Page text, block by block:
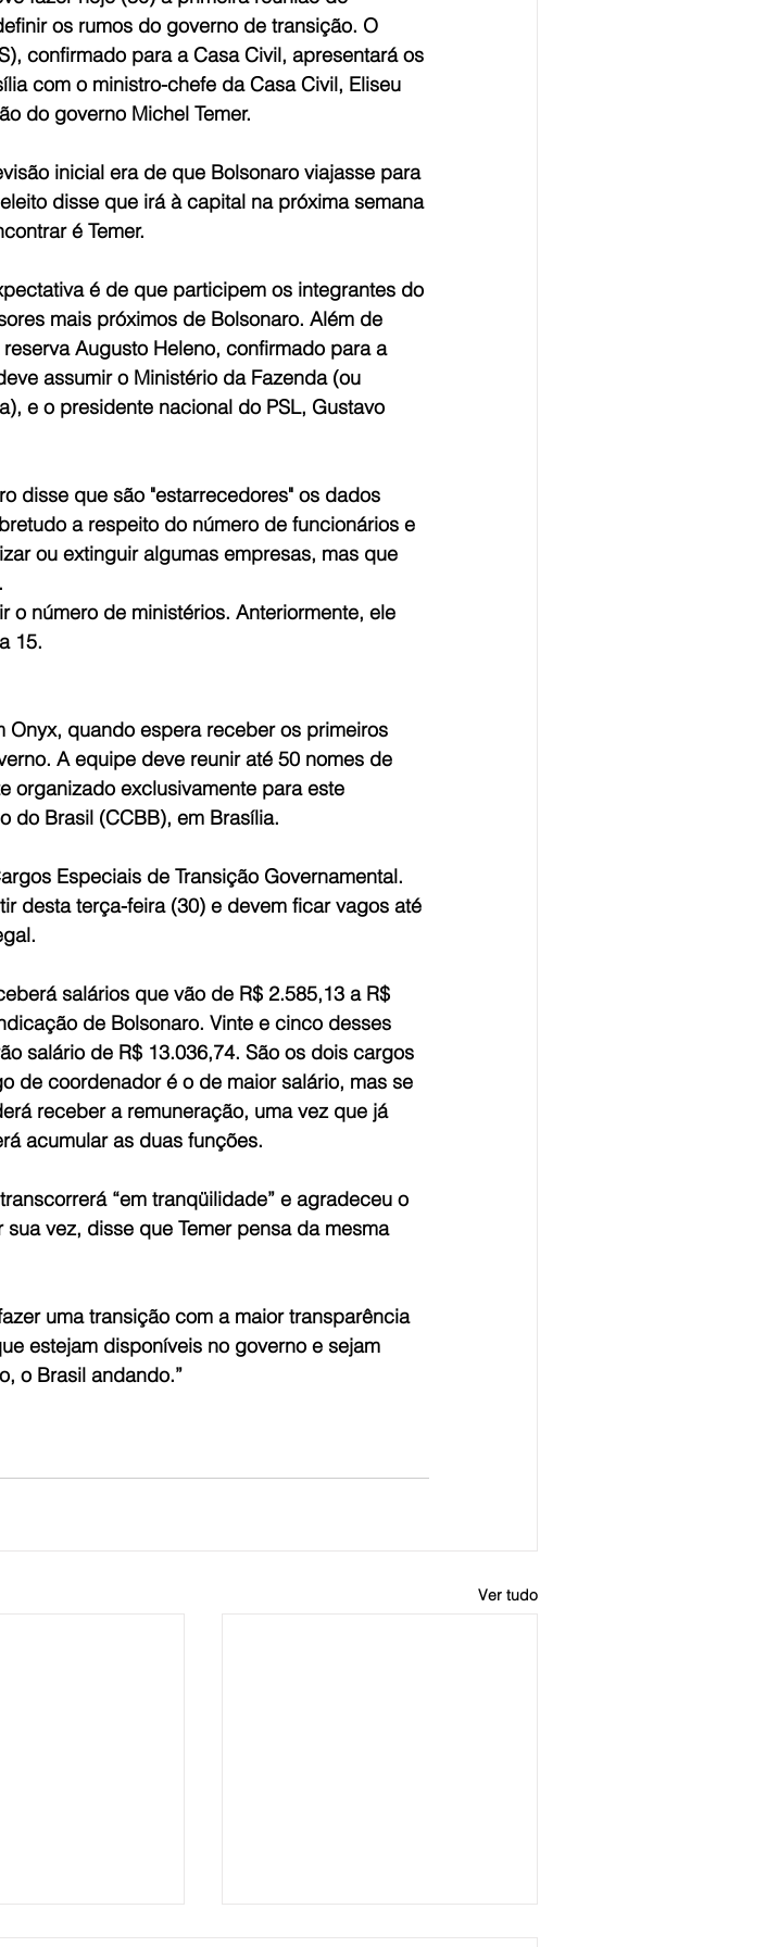
os rumos do governo de transição. O
confirmado para a Casa Civil, apresentará os
com o ministro-chefe da Casa Civil, Eliseu
do governo Michel Temer.
inicial era de que Bolsonaro viajasse para
disse que irá à capital na próxima semana
é Temer.
é de que participem os integrantes do
mais próximos de Bolsonaro. Além de
Augusto Heleno, confirmado para a
assumir o Ministério da Fazenda (ou
e o presidente nacional do PSL, Gustavo
disse que são "estarrecedores" os dados
a respeito do número de funcionários e
ou extinguir algumas empresas, mas que
o número de ministérios. Anteriormente, ele
15.
quando espera receber os primeiros
A equipe deve reunir até 50 nomes de
organizado exclusivamente para este
do Brasil (CCBB), em Brasília.
Especiais de Transição Governamental.
desta terça-feira (30) e devem ficar vagos até
salários que vão de R$ 2.585,13 a R$
de Bolsonaro. Vinte e cinco desses
salário de R$ 13.036,74. São os dois cargos
de coordenador é o de maior salário, mas se
receber a remuneração, uma vez que já
acumular as duas funções.
“em tranqüilidade” e agradeceu o
vez, disse que Temer pensa da mesma
uma transição com a maior transparência
estejam disponíveis no governo e sejam
o Brasil andando.”
Ver tudo